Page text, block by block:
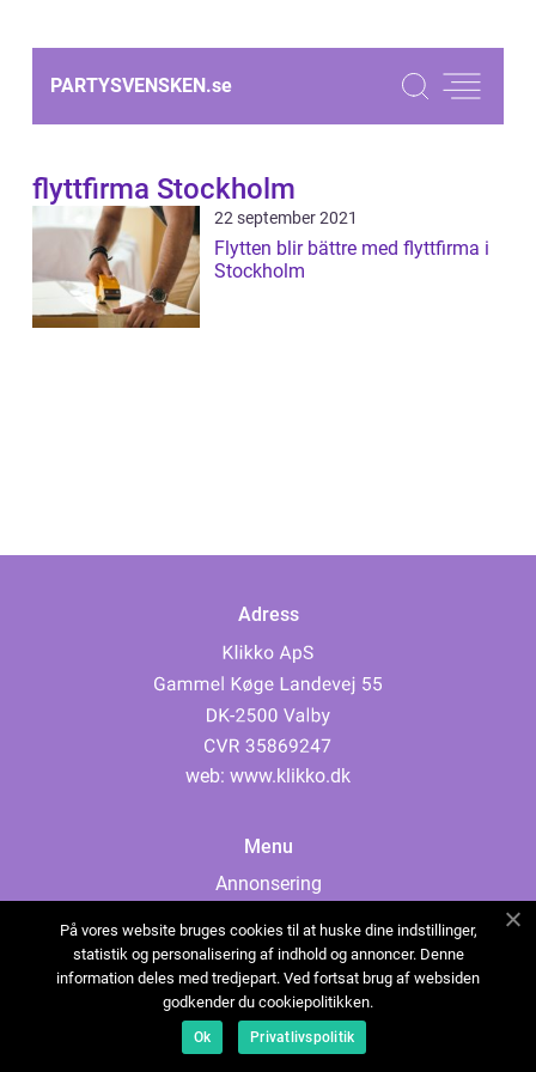
PARTYSVENSKEN.se
flyttfirma Stockholm
22 september 2021
Flytten blir bättre med flyttfirma i
Stockholm
Adress
web: www.klikko.dk
Menu
Annonsering
Cookies
Kontakta oss
Sitemap
På vores website bruges cookies til at huske dine indstillinger,
statistik og personalisering af indhold og annoncer. Denne
information deles med tredjepart. Ved fortsat brug af websiden
godkender du cookiepolitikken.
Ok Privatlivspolitik